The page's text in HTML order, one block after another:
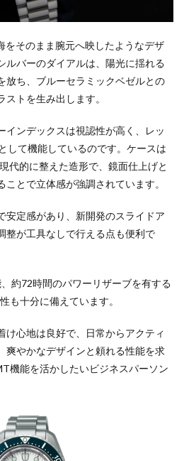
をそのまま腕元へ映したようなデザ
ルバーのダイアルは、陽光に揺れる
放ち、ブルーセラミックベゼルとの
トを生み出します。
インデックスは視認性が高く、レッ
して機能しているのです。ケースは
代的に整えた造形で、鏡面仕上げと
とで立体感が強調されています。
安定感があり、新開発のスライドア
整が工具なしで行える点も便利で
約72時間のパワーリザーブを有する
も十分に備えています。
け心地は良好で、日常からアクティ
爽やかなデザインと頼れる性能を求
機能を活かしたいビジネスパーソン